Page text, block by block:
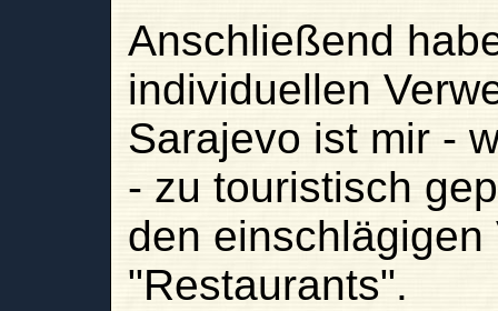
Anschließend
individuellen
Sarajevo ist mir -
- zu touristisch
den
"Restaurants".